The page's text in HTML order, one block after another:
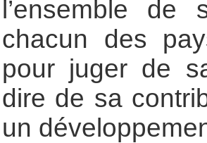
l’ensemble de
chacun des
pour juger de
dire de sa
un